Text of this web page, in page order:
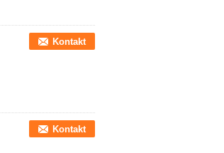
Kontakt
Kontakt